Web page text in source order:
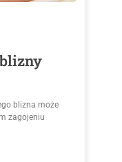
blizna może
zagojeniu